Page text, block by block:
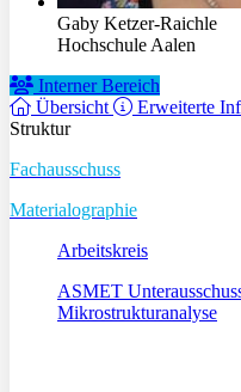
Gaby Ketzer-Raichle
Hochschule Aalen
Interner Bereich
Übersicht
Erweiterte
Struktur
Fachausschuss
Materialographie
Arbeitskreis
ASMET
Mikrostrukturanalyse